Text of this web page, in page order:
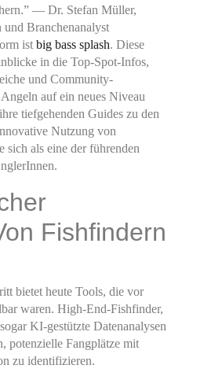
— Dr. Stefan Müller,
und Branchenanalyst
ist big bass splash. Diese
in die Top-Spot-Infos,
und Community-
auf ein neues Niveau
tiefgehenden Guides zu den
Nutzung von
sich als eine der führenden
Fishfindern
bietet heute Tools, die vor
waren. High-End-Fishfinder,
KI-gestützte Datenanalysen
potenzielle Fangplätze mit
zu identifizieren.